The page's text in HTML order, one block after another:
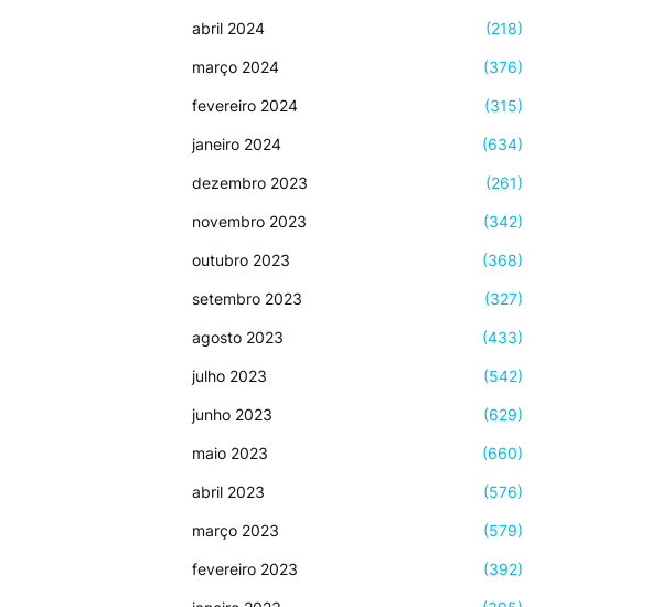
abril 2024 (218)
março 2024 (376)
fevereiro 2024 (315)
janeiro 2024 (634)
dezembro 2023 (261)
novembro 2023 (342)
outubro 2023 (368)
setembro 2023 (327)
agosto 2023 (433)
julho 2023 (542)
junho 2023 (629)
maio 2023 (660)
abril 2023 (576)
março 2023 (579)
fevereiro 2023 (392)